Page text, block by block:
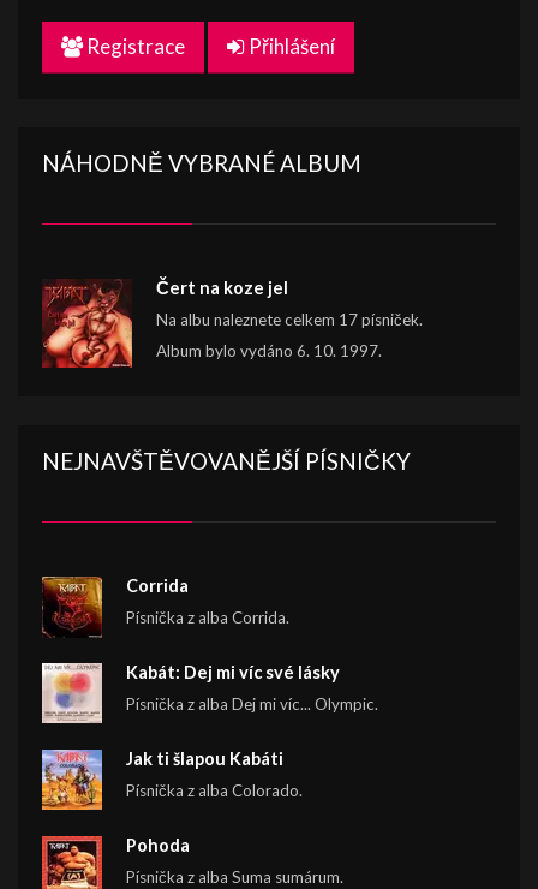
Registrace Přihlášení
NÁHODNĚ VYBRANÉ ALBUM
Čert na koze jel
Na albu naleznete celkem 17 písniček.
Album bylo vydáno 6. 10. 1997.
NEJNAVŠTĚVOVANĚJŠÍ PÍSNIČKY
Corrida
Písnička z alba Corrida.
Kabát: Dej mi víc své lásky
Písnička z alba Dej mi víc... Olympic.
Jak ti šlapou Kabáti
Písnička z alba Colorado.
Pohoda
Písnička z alba Suma sumárum.